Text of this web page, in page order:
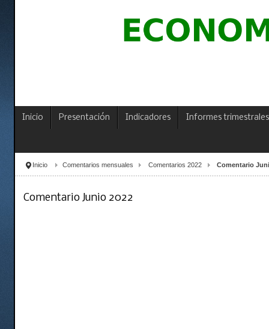
Inicio Presentación Indicadores Informes trimestrales
Inicio Comentarios mensuales Comentarios 2022 Comentario
Comentario Junio 2022